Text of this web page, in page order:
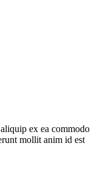
ex ea commodo
mollit anim id est